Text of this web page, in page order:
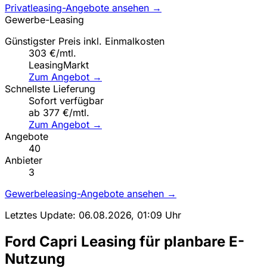
Privatleasing-Angebote ansehen →
Gewerbe-Leasing
Günstigster Preis inkl. Einmalkosten
303 €/mtl.
LeasingMarkt
Zum Angebot →
Schnellste Lieferung
Sofort verfügbar
ab 377 €/mtl.
Zum Angebot →
Angebote
40
Anbieter
3
Gewerbeleasing-Angebote ansehen →
Letztes Update: 06.08.2026, 01:09 Uhr
Ford Capri Leasing für planbare E-
Nutzung